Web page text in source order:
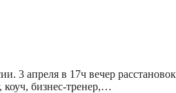
3 апреля в 17ч вечер
коуч, бизнес-тренер,…